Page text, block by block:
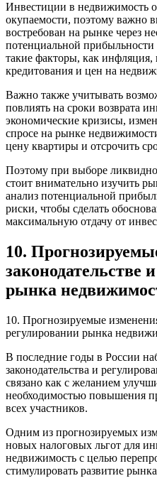
Инвестиции в недвижимость
окупаемости, поэтому важно
востребован на рынке через
потенциальной
такие факторы, как инфляция,
кредитования и цен на
Важно также учитывать
повлиять на сроки возврата
экономические кризисы,
спросе на рынке
цену квартиры и отсрочить
Поэтому при выборе
стоит внимательно изучить
анализ потенциальной
риски, чтобы сделать
максимальную отдачу от
10.
законодательстве
рынка
10. Прогнозируемые
регулировании рынка
В последние годы в России
законодательства и
связано как с желанием
необходимостью повышения
всех участников.
Одним из прогнозируемых
новых налоговых льгот для
недвижимость с целью
стимулировать развитие